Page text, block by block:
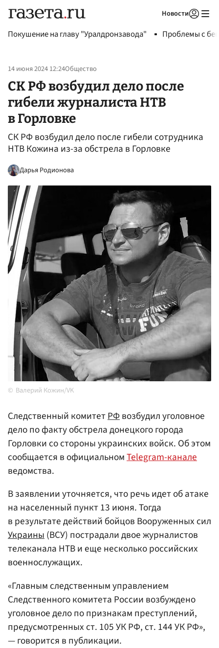
Новости
Покушение на главу "Уралдронзавода" Проблемы с
14 июня 2024 12:24Общество
СК РФ возбудил дело после
гибели журналиста НТВ
в Горловке
СК РФ возбудил дело после гибели сотрудника
НТВ Кожина из-за обстрела в Горловке
Дарья Родионова
Валерий Кожин/VK
Следственный комитетРФвозбудил уголовное
дело по факту обстрела донецкого города
Горловки со стороны украинских войск. Об этом
сообщается в официальномTelegram-канале
ведомства.
В заявлении уточняется, что речь идет об атаке
на населенный пункт 13 июня. Тогда
в результате действий бойцов Вооруженных сил
Украины(ВСУ) пострадали двое журналистов
телеканала НТВ и еще несколько российских
военнослужащих.
«Главным следственным управлением
Следственного комитета России возбуждено
уголовное дело по признакам преступлений,
предусмотренных ст. 105 УК РФ, ст. 144 УК РФ»,
— говорится в публикации.